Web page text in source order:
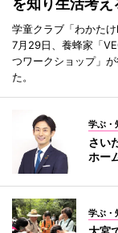
を知り生活考え
学童クラブ「わかた
7月29日、養蜂家「
つワークショップ」
た。
学ぶ・
さい
ホー
学ぶ・